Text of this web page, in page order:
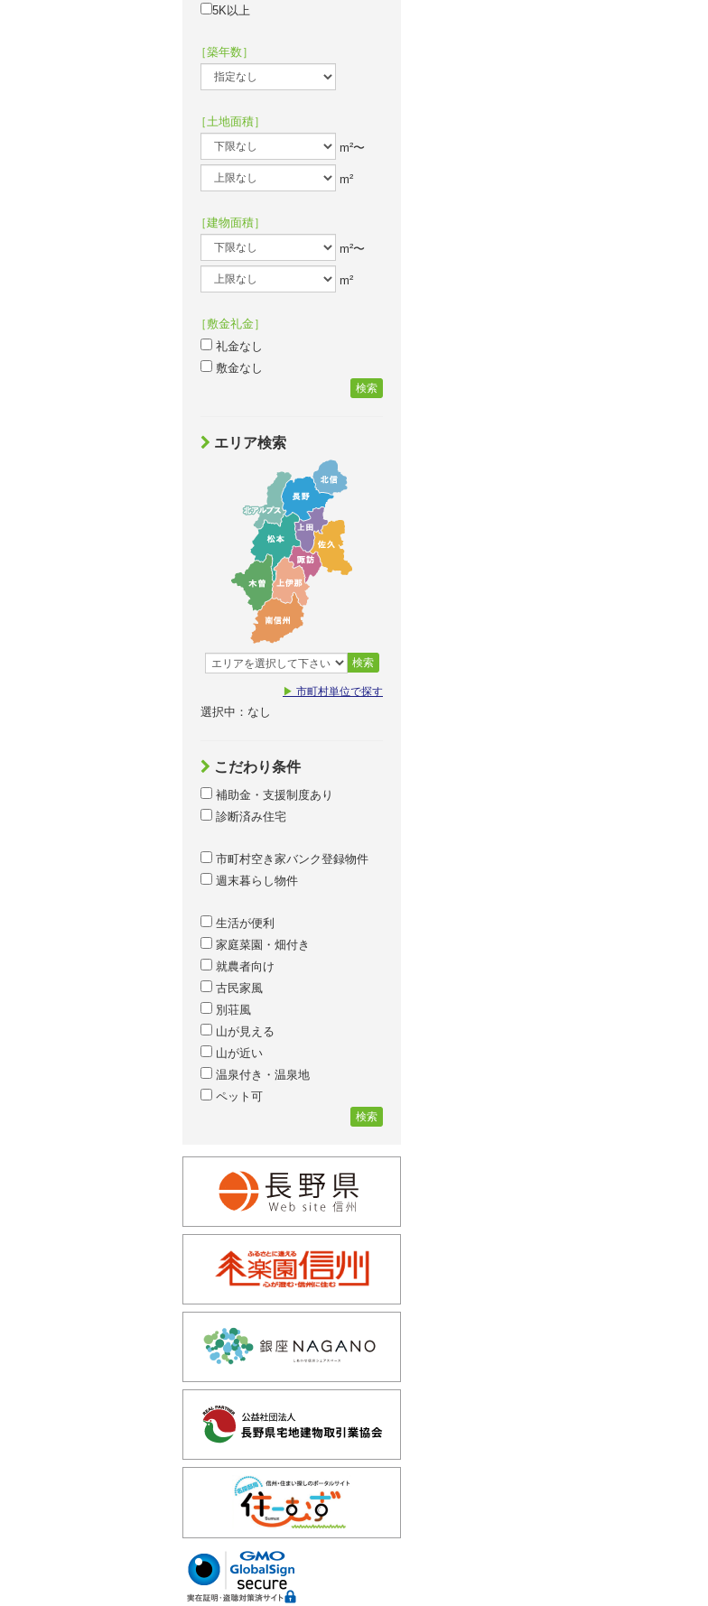
5K以上
［築年数］
［土地面積］
m²〜
m²
［建物面積］
m²〜
m²
［敷金礼金］
礼金なし
敷金なし
検索
エリア検索
検索
▶ 市町村単位で探す
選択中：なし
こだわり条件
補助金・支援制度あり
診断済み住宅
市町村空き家バンク登録物件
週末暮らし物件
生活が便利
家庭菜園・畑付き
就農者向け
古民家風
別荘風
山が見える
山が近い
温泉付き・温泉地
ペット可
検索